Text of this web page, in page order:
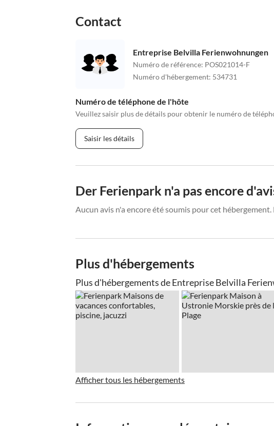
Contact
Entreprise Belvilla Ferienwohnungen
Numéro de référence: POS021014-F
Numéro d'hébergement: 534731
Numéro de téléphone de l'hôte
Veuillez saisir plus de détails pour obtenir le numéro de
Saisir les détails
Der Ferienpark n'a pas encore
Aucun avis n'a encore été soumis pour cet
Plus d'hébergements
Plus d'hébergements de Entreprise Belvilla
Afficher tous les hébergements